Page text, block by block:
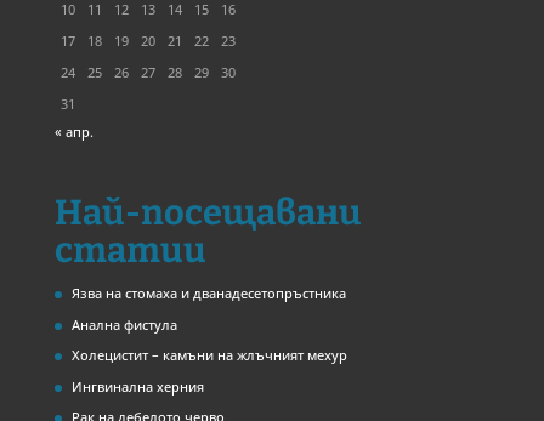
10
11 12 13 14 15
16
17
18 19 20 21 22
23
24
25 26 27 28 29
30
31
« апр.
Най-посещавани
статии
Язва на стомаха и дванадесетопръстника
Анална фистула
Холецистит – камъни на жлъчният мехур
Ингвинална херния
Рак на дебелото черво